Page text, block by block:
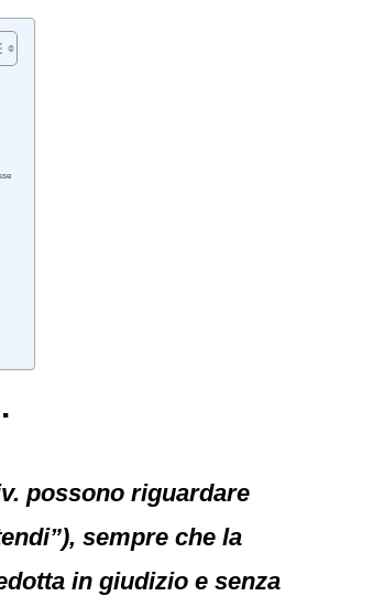
possono riguardare
sempre che la
in giudizio e senza